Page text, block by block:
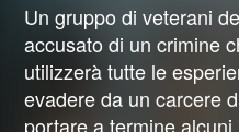
Un gruppo di veterani
accusato di un crimine
utilizzerà tutte le
evadere da un carcere
portare a termine